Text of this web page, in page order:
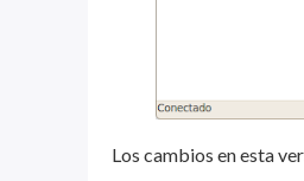
Los cambios en esta